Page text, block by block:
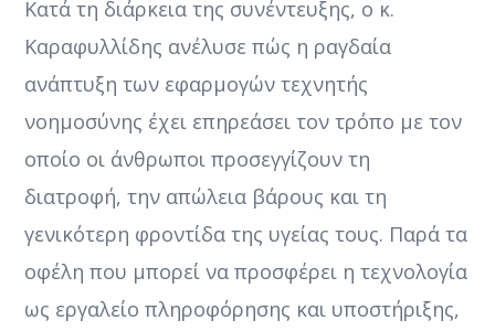
Κατά τη διάρκεια της συνέντευξης, ο κ.
Καραφυλλίδης ανέλυσε πώς η ραγδαία
ανάπτυξη των εφαρμογών τεχνητής
νοημοσύνης έχει επηρεάσει τον τρόπο με τον
οποίο οι άνθρωποι προσεγγίζουν τη
διατροφή, την απώλεια βάρους και τη
γενικότερη φροντίδα της υγείας τους. Παρά τα
οφέλη που μπορεί να προσφέρει η τεχνολογία
ως εργαλείο πληροφόρησης και υποστήριξης,